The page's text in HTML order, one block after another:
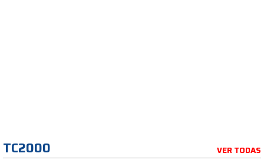
TC2000 VER TODAS